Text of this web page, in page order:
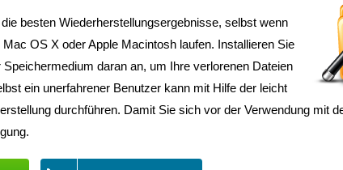
besten Wiederherstellungsergebnisse, selbst wenn
OS X oder Apple Macintosh laufen. Installieren Sie
daran an, um Ihre verlorenen Dateien
ein unerfahrener Benutzer kann mit Hilfe der leicht
durchführen. Damit Sie sich vor der Verwendung mit